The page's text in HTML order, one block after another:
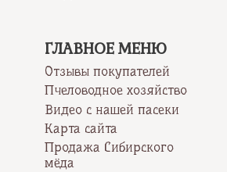
ГЛАВНОЕ МЕНЮ
Отзывы покупателей
Пчеловодное хозяйство
Видео с нашей пасеки
Карта сайта
Продажа Сибирского
мёда